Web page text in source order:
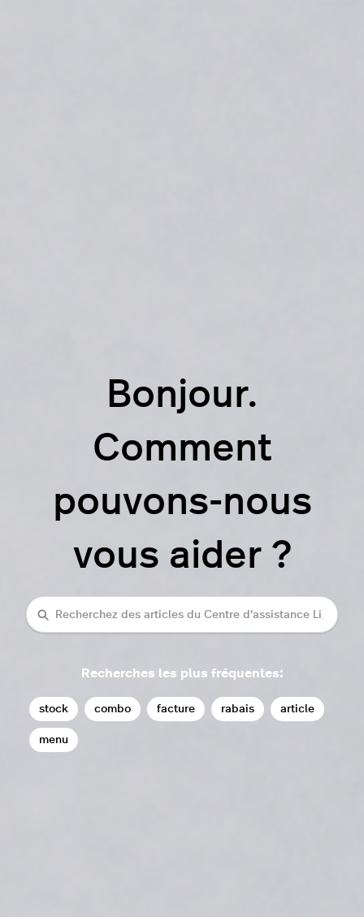
Bonjour.
Comment
pouvons-nous
vous aider ?
rechercher
Recherches les plus fréquentes:
stock combo facture rabais article
menu